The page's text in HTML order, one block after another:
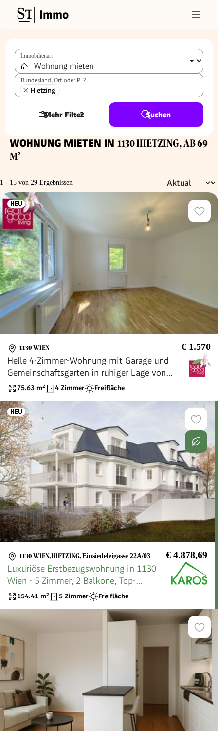
Immo
Immobilienart
Bundesland, Ort oder PLZ
Hietzing
Mehr Filter
2 Suchen
WOHNUNG MIETEN IN 1130 HIETZING, AB 69
M²
1 - 15 von 29 Ergebnissen
1130 WIEN € 1.570
Helle 4-Zimmer-Wohnung mit Garage und
Gemeinschaftsgarten in ruhiger Lage von
Hietzing
75.63 m² 4 Zimmer Freifläche
1130 WIEN,HIETZING, Einsiedeleigasse 22A/03 € 4.878,69
Luxuriöse Erstbezugswohnung in 1130
Wien - 5 Zimmer, 2 Balkone, Top-
Ausstattung!
154.41 m² 5 Zimmer Freifläche